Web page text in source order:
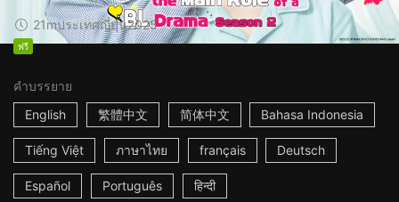
21mประเทศญี่ปุ่น2025
ฟรี
คำบรรยาย
English
繁體中文 简体中文 Bahasa Indonesia
Tiếng Việt ภาษาไทย français Deutsch
Español Português हिन्दी